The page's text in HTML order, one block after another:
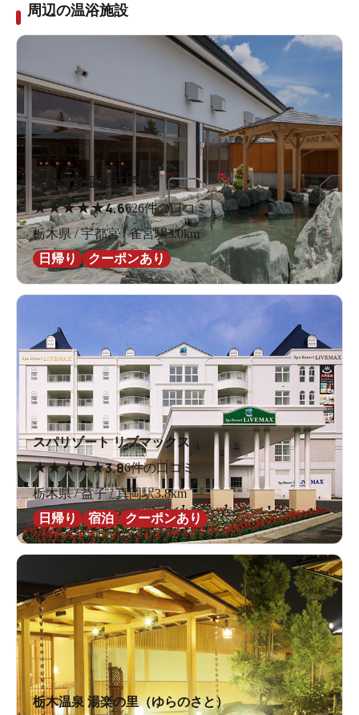
周辺の温浴施設
宮の街道温泉 江戸遊
★★★★★4.6626件の口コミ
栃木県 / 宇都宮 / 雀宮駅3.0km
日帰り
クーポンあり
スパリゾート リブマックス
★★★★★3.86件の口コミ
栃木県 / 益子 / 真岡駅3.8km
日帰り
宿泊 クーポンあり
栃木温泉 湯楽の里（ゆらのさと）